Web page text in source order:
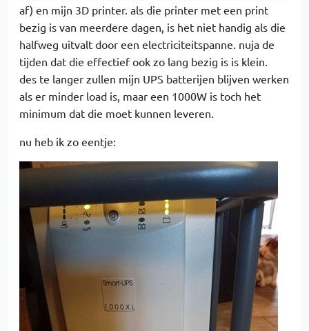
af) en mijn 3D printer. als die printer met een print
bezig is van meerdere dagen, is het niet handig als die
halfweg uitvalt door een electriciteitspanne. nuja de
tijden dat die effectief ook zo lang bezig is is klein.
des te langer zullen mijn UPS batterijen blijven werken
als er minder load is, maar een 1000W is toch het
minimum dat die moet kunnen leveren.
nu heb ik zo eentje: